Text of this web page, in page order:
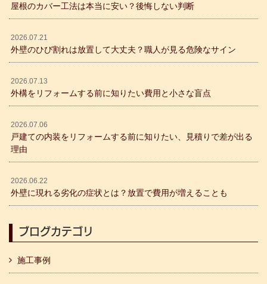
屋根のカバー工法は本当に安い？後悔しない判断
2026.07.21
外壁のひび割れは放置して大丈夫？職人が見る危険なサイン
2026.07.13
外構をリフォームする前に知りたい費用と小さな盲点
2026.07.06
戸建ての内装をリフォームする前に知りたい、見積りで差が出る
理由
2026.06.22
外壁に現れる劣化の症状とは？放置で費用が増えることも
ブログカテゴリ
施工事例